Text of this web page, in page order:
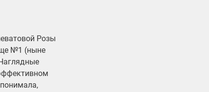
Розы
№1 (ныне